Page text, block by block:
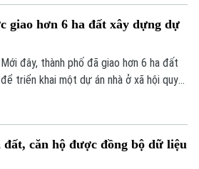
báo cáo trước ngày 8/8.
giao hơn 6 ha đất xây dựng dự
Mới đây, thành phố đã giao hơn 6 ha đất
để triển khai một dự án nhà ở xã hội quy
căn hộ được đồng bộ dữ liệu